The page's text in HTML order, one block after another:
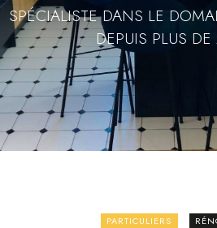
SPÉCIALISTE DANS LE
DEPUIS PLUS
PARTICULIERS